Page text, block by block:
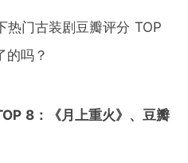
热门古装剧豆瓣评分 TOP
的吗？
8：《月上重火》、豆瓣